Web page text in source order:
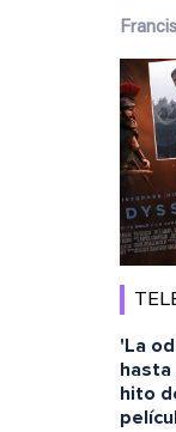
'La
hasta
hito